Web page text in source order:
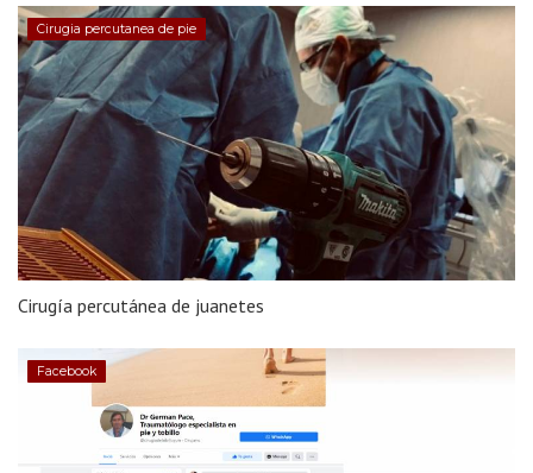
Cirugia percutanea de pie
Cirugía percutánea de juanetes
Facebook